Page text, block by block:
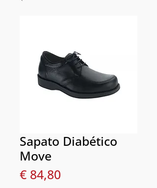
Sapato Diabético
Move
€ 84,80